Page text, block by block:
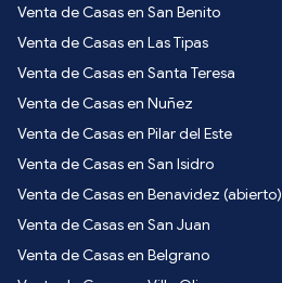
Venta de Casas en San Benito
Venta de Casas en Las Tipas
Venta de Casas en Santa Teresa
Venta de Casas en Nuñez
Venta de Casas en Pilar del Este
Venta de Casas en San Isidro
Venta de Casas en Benavidez (abierto)
Venta de Casas en San Juan
Venta de Casas en Belgrano